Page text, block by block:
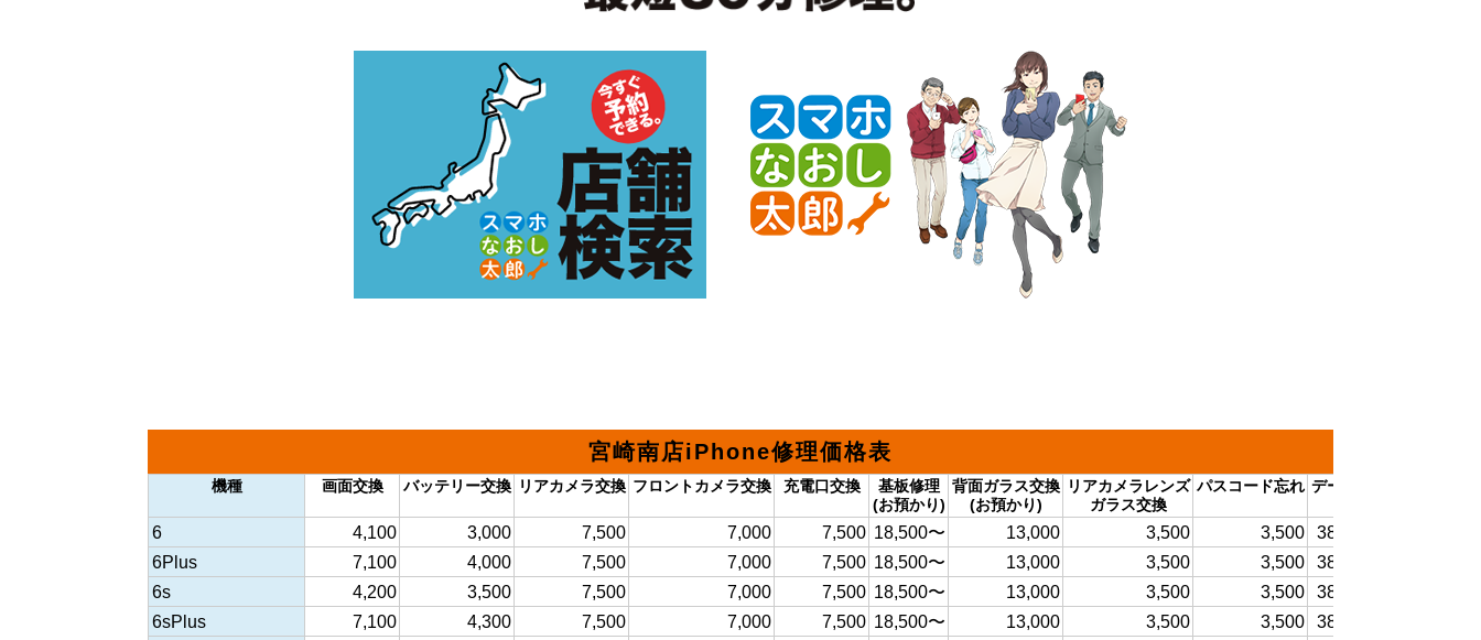
宮崎南店iPhone修理価格表
機種 画面交換 バッテリー交換 リアカメラ交換 フロントカメラ交換 充電口交換
基板修理
(お預かり)
背面ガラス交換
(お預かり)
リアカメラレンズ
ガラス交換
パスコード忘れ データ復旧
6 4,100 3,000 7,500 7,000 7,500 18,500〜 13,000 3,500 3,500
38,500～
6Plus
7,100 4,000 7,500 7,000 7,500 18,500〜 13,000 3,500 3,500
38,500～
6s
4,200 3,500 7,500 7,000 7,500 18,500〜 13,000 3,500 3,500
38,500～
6sPlus
7,100 4,300 7,500 7,000 7,500 18,500〜 13,000 3,500 3,500
38,500～